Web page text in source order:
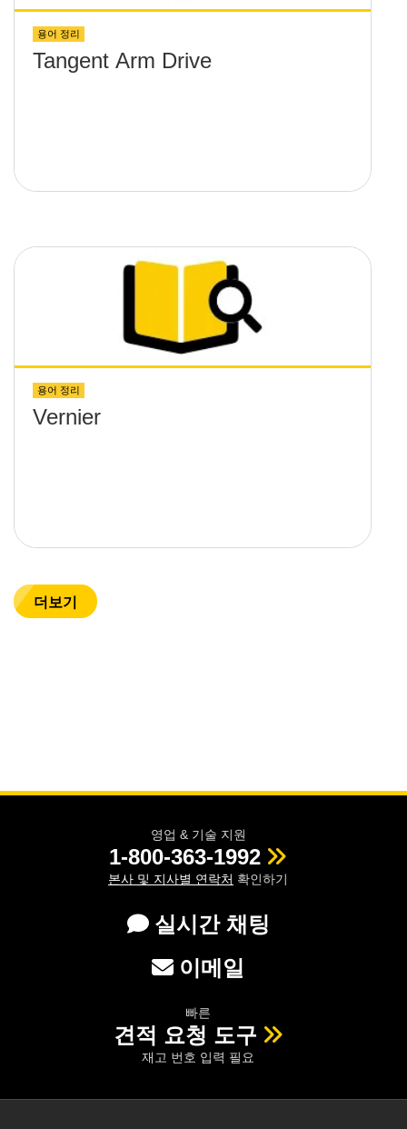
용어 정리
Tangent Arm Drive
용어 정리
Vernier
더보기
영업 & 기술 지원
1-800-363-1992
본사 및 지사별 연락처 확인하기
실시간 채팅
이메일
빠른
견적 요청 도구
재고 번호 입력 필요